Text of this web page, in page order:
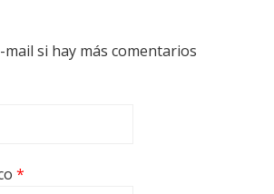
si hay más comentarios
*